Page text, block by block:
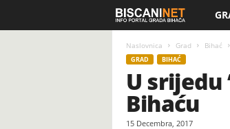
i
s
Naslovnica Grad Bihać
GRAD BIHAĆ
U
Bihaću
15 Decembra, 2017